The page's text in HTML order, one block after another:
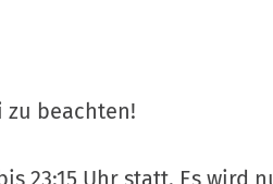
zu beachten!
23:15 Uhr statt. Es wird